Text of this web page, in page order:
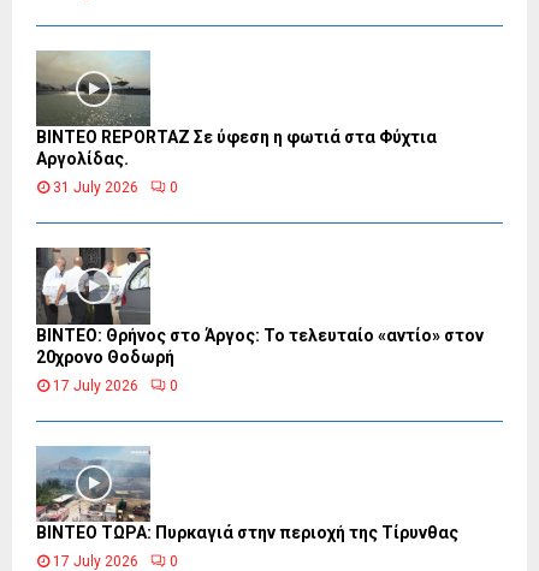
BINTEO REPORTAZ Σε ύφεση η φωτιά στα Φύχτια
Αργολίδας.
31 July 2026 0
ΒΙΝΤΕΟ: Θρήνος στο Άργος: Το τελευταίο «αντίο» στον
20χρονο Θοδωρή
17 July 2026 0
ΒΙΝΤΕΟ ΤΩΡΑ: Πυρκαγιά στην περιοχή της Τίρυνθας
17 July 2026 0